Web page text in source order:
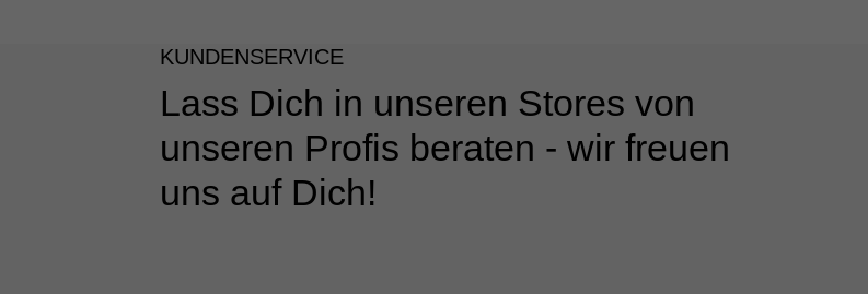
KUNDENSERVICE
Lass Dich in unseren Stores von
unseren Profis beraten - wir freuen
uns auf Dich!